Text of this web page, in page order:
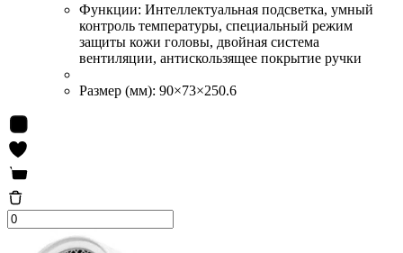
Функции: Интеллектуальная подсветка, умный
контроль температуры, специальный режим
защиты кожи головы, двойная система
вентиляции, антискользящее покрытие ручки
Размер (мм): 90×73×250.6